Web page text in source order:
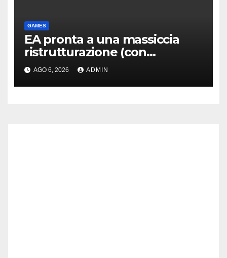
GAMES
EA pronta a una massiccia
ristrutturazione (con
licenziamenti) dopo l’addio
alla Borsa?
AGO 6, 2026 ADMIN